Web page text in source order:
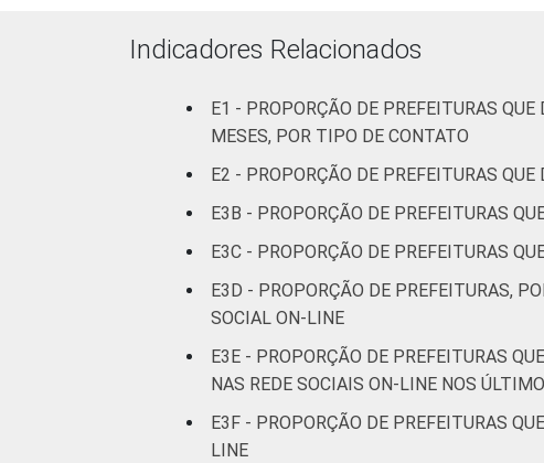
até 500
mil
Mais de
500 mil
habitantes
63 32
¹Base: 5.569 prefeituras que declararam
julho e outubro de 2015.
Indicadores Relacionados
E1 - PROPORÇÃO DE PREFEITURAS
MESES, POR TIPO DE CONTATO
E2 - PROPORÇÃO DE PREFEITURAS
E3B - PROPORÇÃO DE PREFEITURAS
E3C - PROPORÇÃO DE PREFEITURAS
E3D - PROPORÇÃO DE PREFEITURAS,
SOCIAL ON-LINE
E3E - PROPORÇÃO DE PREFEITURAS
NAS REDE SOCIAIS ON-LINE NOS
E3F - PROPORÇÃO DE PREFEITURAS
LINE